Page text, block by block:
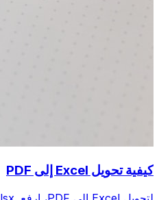
كيفية تحويل Excel إلى PDF